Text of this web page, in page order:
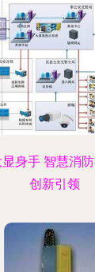
身手 智慧消
创新引领